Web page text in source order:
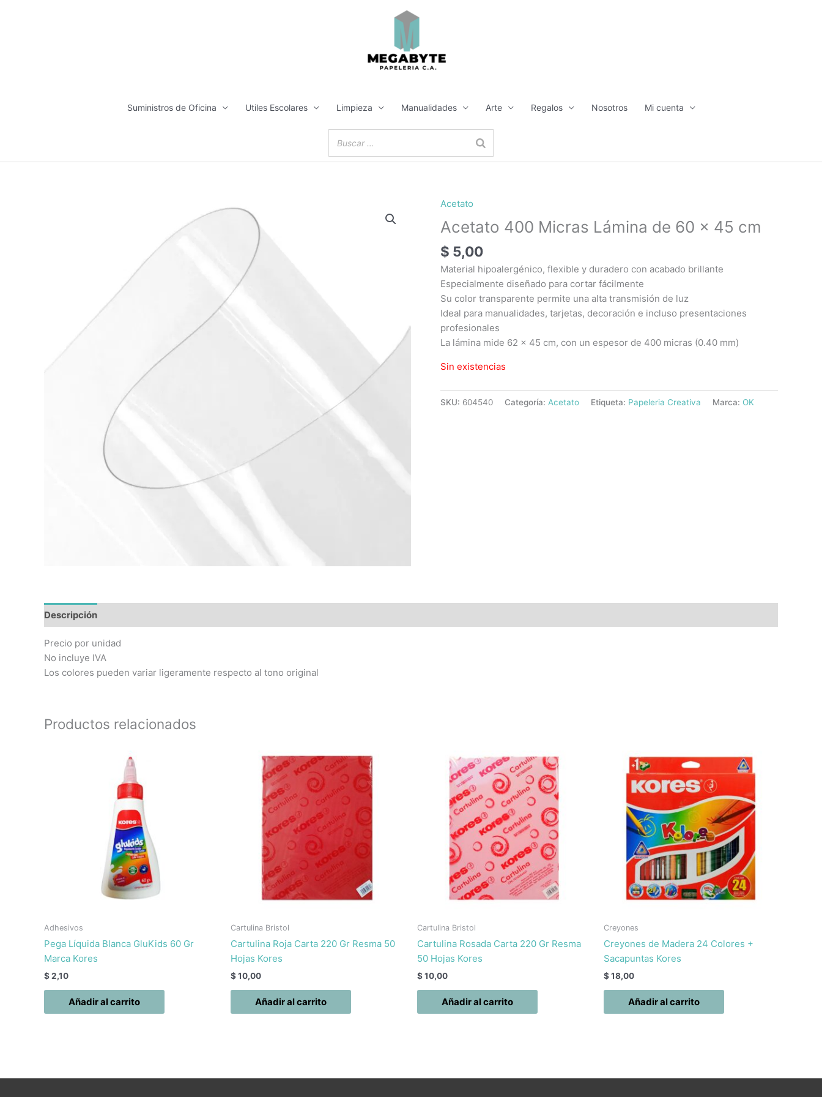
Suministros de Oficina Utiles Escolares Limpieza Manualidades Arte Regalos Nosotros Mi cuenta
Acetato
Acetato 400 Micras Lámina de 60 x 45 cm
$ 5,00
Material hipoalergénico, flexible y duradero con acabado brillante
Especialmente diseñado para cortar fácilmente
Su color transparente permite una alta transmisión de luz
Ideal para manualidades, tarjetas, decoración e incluso presentaciones
profesionales
La lámina mide 62 x 45 cm, con un espesor de 400 micras (0.40 mm)
Sin existencias
SKU: 604540 Categoría: Acetato Etiqueta: Papeleria Creativa Marca: OK
Descripción
Precio por unidad
No incluye IVA
Los colores pueden variar ligeramente respecto al tono original
Productos relacionados
Adhesivos
Pega Líquida Blanca GluKids 60 Gr
Marca Kores
$2,10
Añadir al carrito
Cartulina Bristol
Cartulina Roja Carta 220 Gr Resma 50
Hojas Kores
$10,00
Añadir al carrito
Cartulina Bristol
Cartulina Rosada Carta 220 Gr Resma
50 Hojas Kores
$10,00
Añadir al carrito
Creyones
Creyones de Madera 24 Colores +
Sacapuntas Kores
$18,00
Añadir al carrito